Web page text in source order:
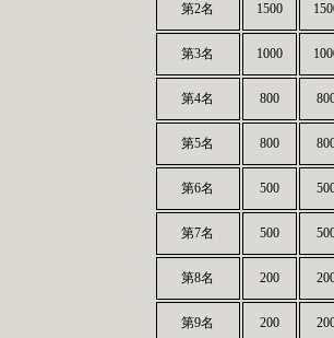
第2名 1500
第3名 1000
第4名 800
第5名 800
第6名 500
第7名 500
第8名 200
第9名 200